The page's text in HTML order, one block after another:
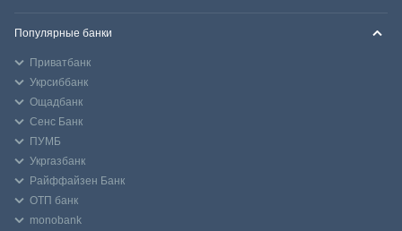
Популярные банки
Приватбанк
Укрсиббанк
Ощадбанк
Сенс Банк
ПУМБ
Укргазбанк
Райффайзен Банк
ОТП банк
monobank